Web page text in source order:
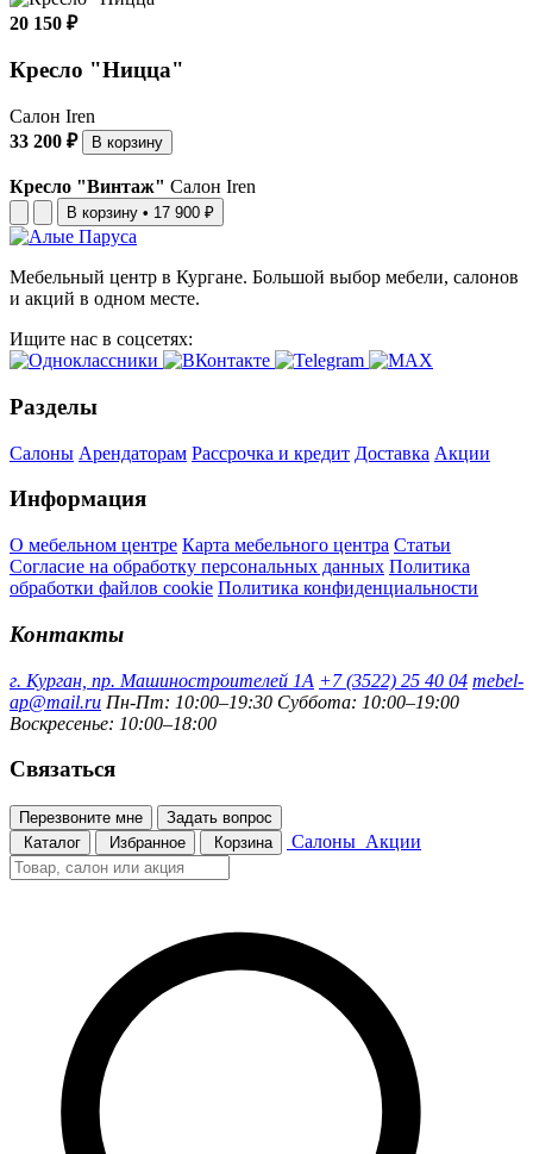
20 150 ₽
Кресло "Ницца"
Салон Iren
33 200 ₽
В корзину
Кресло "Винтаж" Салон Iren
В корзину • 17 900 ₽
Мебельный центр в Кургане. Большой выбор мебели, салонов
и акций в одном месте.
Ищите нас в соцсетях:
Разделы
Салоны Арендаторам Рассрочка и кредит Доставка Акции
Информация
О мебельном центре Карта мебельного центра Статьи
Согласие на обработку персональных данных Политика
обработки файлов cookie Политика конфиденциальности
Контакты
г. Курган, пр. Машиностроителей 1А +7 (3522) 25 40 04 mebel-
ap@mail.ru Пн-Пт: 10:00–19:30 Суббота: 10:00–19:00
Воскресенье: 10:00–18:00
Связаться
Перезвоните мне
Задать вопрос
Каталог
Избранное Корзина Салоны Акции